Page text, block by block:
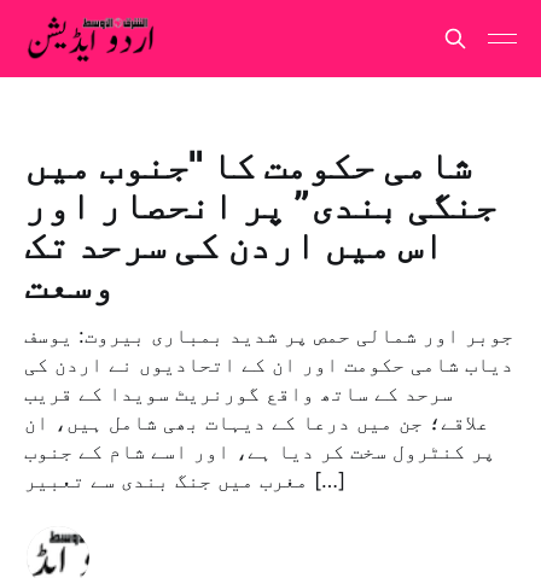
شامی حکومت کا "جنوب میں
جنگی بندی” پر انحصار اور
اس میں اردن کی سرحد تک
وسعت
جوبر اور شمالی حمص پر شدید بمباری بيروت: يوسف
دياب شامی حکومت اور ان کے اتحادیوں نے اردن کی
سرحد کے ساتھ واقع گورنریٹ سویدا کے قریب
علاقے؛ جن میں درعا کے دیہات بھی شامل ہیں، ان
پر کنٹرول سخت کر دیا ہے، اور اسے شام کے جنوب
مغرب میں جنگ بندی سے تعبیر […]